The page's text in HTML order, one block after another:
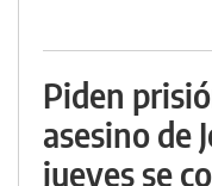
Piden
asesino de
jueves se